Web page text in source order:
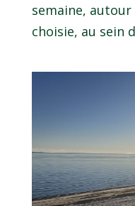
semaine, autour
choisie, au sein